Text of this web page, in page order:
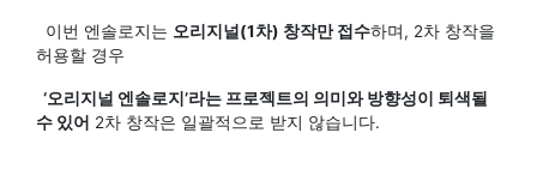
이번 엔솔로지는 오리지널(1차) 창작만 접수하며, 2차 창작을
허용할 경우
‘오리지널 엔솔로지’라는 프로젝트의 의미와 방향성이 퇴색될
수 있어 2차 창작은 일괄적으로 받지 않습니다.